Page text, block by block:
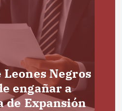
Negros
engañar a
de Expansión